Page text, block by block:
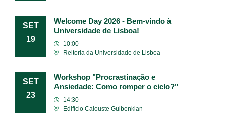
SET
19
Welcome Day 2026 - Bem-vindo à
Universidade de Lisboa!
10:00
Reitoria da Universidade de Lisboa
SET
23
Workshop "Procrastinação e
Ansiedade: Como romper o ciclo?"
14:30
Edifício Calouste Gulbenkian